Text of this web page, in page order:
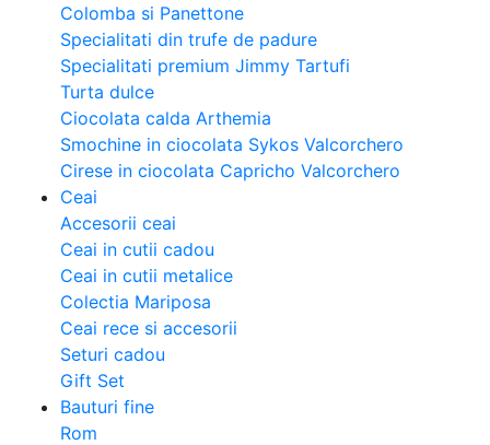
Colomba si Panettone
Specialitati din trufe de padure
Specialitati premium Jimmy Tartufi
Turta dulce
Ciocolata calda Arthemia
Smochine in ciocolata Sykos Valcorchero
Cirese in ciocolata Capricho Valcorchero
Ceai
Accesorii ceai
Ceai in cutii cadou
Ceai in cutii metalice
Colectia Mariposa
Ceai rece si accesorii
Seturi cadou
Gift Set
Bauturi fine
Rom